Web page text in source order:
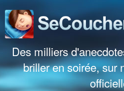
Des milliers
briller en soirée, sur